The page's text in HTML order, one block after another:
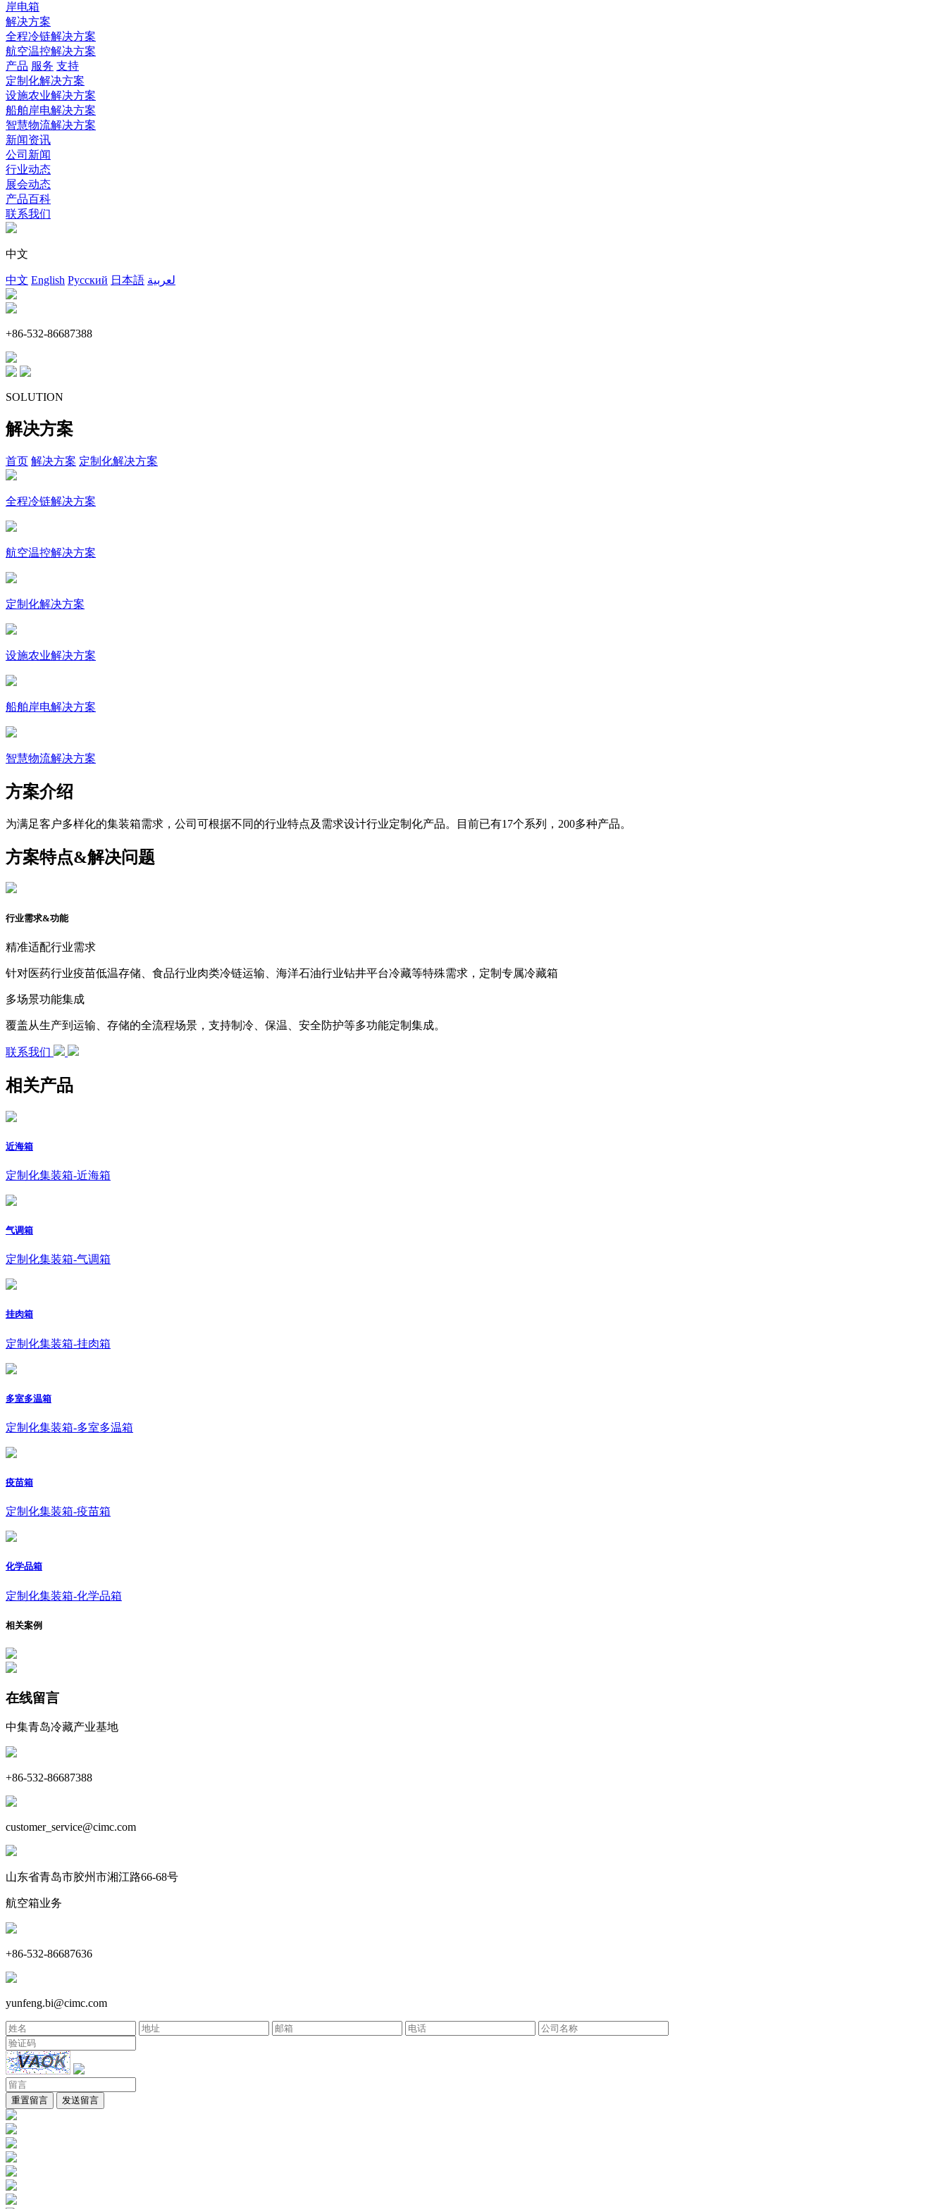
岸电箱
解决方案
全程冷链解决方案
航空温控解决方案
产品 服务 支持
定制化解决方案
设施农业解决方案
船舶岸电解决方案
智慧物流解决方案
新闻资讯
公司新闻
行业动态
展会动态
产品百科
联系我们
中文
中文 English Русский 日本語 لعربية
+86-532-86687388
SOLUTION
解决方案
首页 解决方案 定制化解决方案
全程冷链解决方案
航空温控解决方案
定制化解决方案
设施农业解决方案
船舶岸电解决方案
智慧物流解决方案
方案介绍
为满足客户多样化的集装箱需求，公司可根据不同的行业特点及需求设计行业定制化产品。目前已有17个系列，200多种产品。
方案特点&解决问题
行业需求&功能
精准适配行业需求
针对医药行业疫苗低温存储、食品行业肉类冷链运输、海洋石油行业钻井平台冷藏等特殊需求，定制专属冷藏箱
多场景功能集成
覆盖从生产到运输、存储的全流程场景，支持制冷、保温、安全防护等多功能定制集成。
联系我们
相关产品
近海箱
定制化集装箱-近海箱
气调箱
定制化集装箱-气调箱
挂肉箱
定制化集装箱-挂肉箱
多室多温箱
定制化集装箱-多室多温箱
疫苗箱
定制化集装箱-疫苗箱
化学品箱
定制化集装箱-化学品箱
相关案例
在线留言
中集青岛冷藏产业基地
+86-532-86687388
customer_service@cimc.com
山东省青岛市胶州市湘江路66-68号
航空箱业务
+86-532-86687636
yunfeng.bi@cimc.com
重置留言 发送留言